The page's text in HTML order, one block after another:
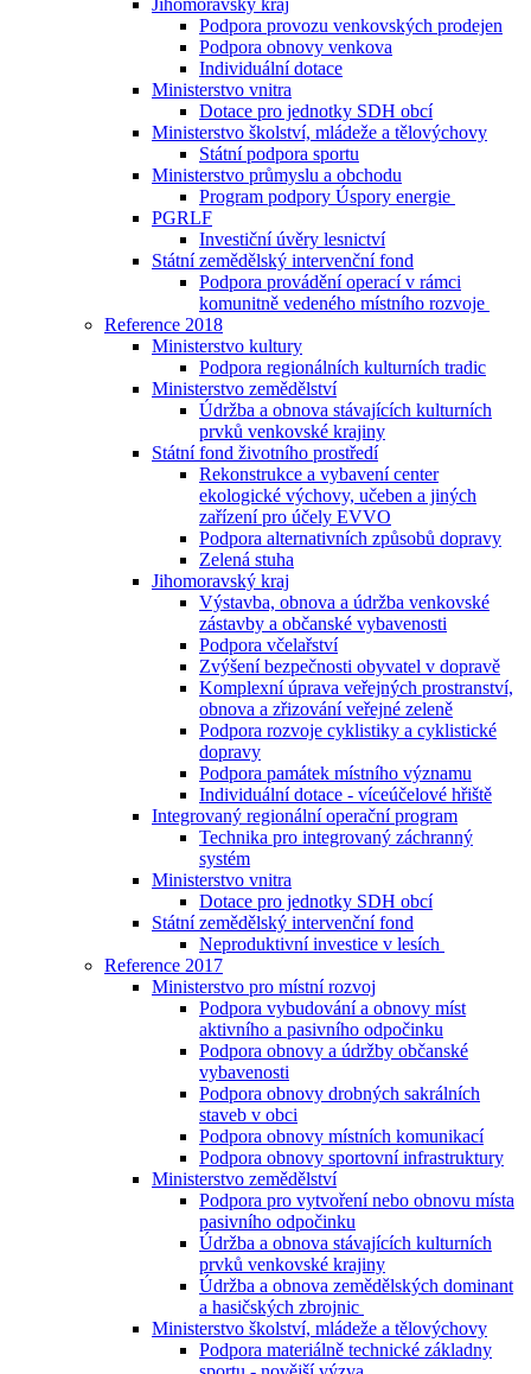
Jihomoravský kraj
Podpora provozu venkovských prodejen
Podpora obnovy venkova
Individuální dotace
Ministerstvo vnitra
Dotace pro jednotky SDH obcí
Ministerstvo školství, mládeže a tělovýchovy
Státní podpora sportu
Ministerstvo průmyslu a obchodu
Program podpory Úspory energie
PGRLF
Investiční úvěry lesnictví
Státní zemědělský intervenční fond
Podpora provádění operací v rámci
komunitně vedeného místního rozvoje
Reference 2018
Ministerstvo kultury
Podpora regionálních kulturních tradic
Ministerstvo zemědělství
Údržba a obnova stávajících kulturních
prvků venkovské krajiny
Státní fond životního prostředí
Rekonstrukce a vybavení center
ekologické výchovy, učeben a jiných
zařízení pro účely EVVO
Podpora alternativních způsobů dopravy
Zelená stuha
Jihomoravský kraj
Výstavba, obnova a údržba venkovské
zástavby a občanské vybavenosti
Podpora včelařství
Zvýšení bezpečnosti obyvatel v dopravě
Komplexní úprava veřejných prostranství,
obnova a zřizování veřejné zeleně
Podpora rozvoje cyklistiky a cyklistické
dopravy
Podpora památek místního významu
Individuální dotace - víceúčelové hřiště
Integrovaný regionální operační program
Technika pro integrovaný záchranný
systém
Ministerstvo vnitra
Dotace pro jednotky SDH obcí
Státní zemědělský intervenční fond
Neproduktivní investice v lesích
Reference 2017
Ministerstvo pro místní rozvoj
Podpora vybudování a obnovy míst
aktivního a pasivního odpočinku
Podpora obnovy a údržby občanské
vybavenosti
Podpora obnovy drobných sakrálních
staveb v obci
Podpora obnovy místních komunikací
Podpora obnovy sportovní infrastruktury
Ministerstvo zemědělství
Podpora pro vytvoření nebo obnovu místa
pasivního odpočinku
Údržba a obnova stávajících kulturních
prvků venkovské krajiny
Údržba a obnova zemědělských dominant
a hasičských zbrojnic
Ministerstvo školství, mládeže a tělovýchovy
Podpora materiálně technické základny